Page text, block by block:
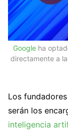
Googleha
directamente a
Los
serán los
inteligencia